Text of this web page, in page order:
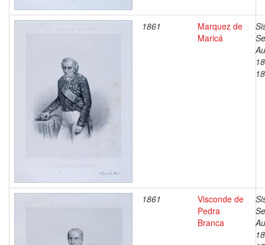
1861
Marquez de
Maricá
1861
Visconde de
Pedra
Branca